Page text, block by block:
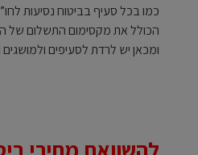
כמו בכל סעיף בביטוח נסיעות
הכולל את מקסימום התשלום של
ומכאן יש לרדת לסעיפים ולמושגים